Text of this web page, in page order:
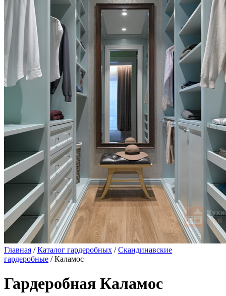
Главная /Каталог гардеробных /Скандинавские
гардеробные / Каламос
Гардеробная Каламос